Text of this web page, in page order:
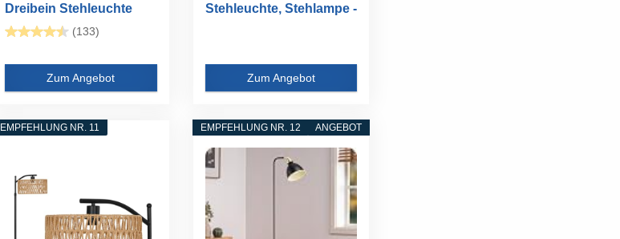
Dreibein Stehleuchte
Industrie...
(133)
Zum Angebot
Stehleuchte, Stehlampe -
Zum Angebot
EMPFEHLUNG NR. 11 ANGEBOT
EMPFEHLUNG NR. 12